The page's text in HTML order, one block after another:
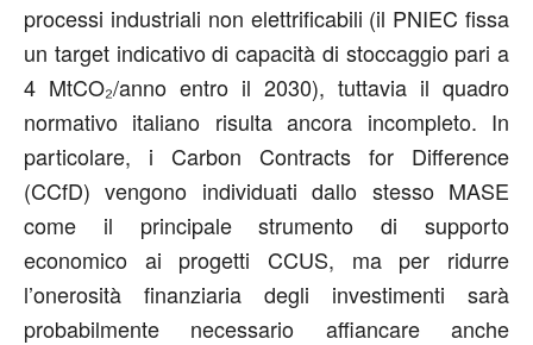
processi industriali non elettrificabili (il PNIEC fissa
un target indicativo di capacità di stoccaggio pari a
4 MtCO₂/anno entro il 2030), tuttavia il quadro
normativo italiano risulta ancora incompleto. In
particolare, i Carbon Contracts for Difference
(CCfD) vengono individuati dallo stesso MASE
come il principale strumento di supporto
economico ai progetti CCUS, ma per ridurre
l’onerosità finanziaria degli investimenti sarà
probabilmente necessario affiancare anche